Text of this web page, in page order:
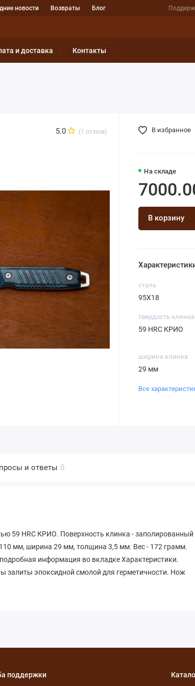
новости Возвраты Блог
и доставка Контакты
5.0 (1 отзыв)
На складе
В корзину
В избранное
сталь
95Х18
твердость клинка
59 HRC КРИО
ширина клинка
29 мм
Все
и ответы 0
59 HRC КРИО. Поверхность клинка - заполированный
мм, ширина 29 мм, толщина 3,5 мм. Вес - 172 грамм.
информация во вкладке Характеристики.
эпоксидной смолой для герметичности. Нож
поддержки